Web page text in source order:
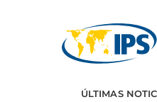
ÚLTIMAS